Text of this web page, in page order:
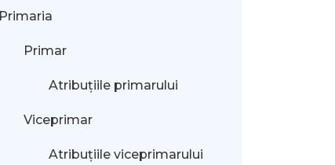
Primaria
Primar
Atribuțiile primarului
Viceprimar
Atribuțiile viceprimarului